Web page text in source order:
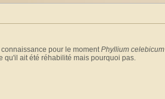
pour le momentPhyllium celebicum
qu'il ait été réhabilité mais pourquoi pas.